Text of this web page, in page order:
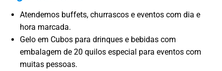
Atendemos buffets, churrascos e eventos com dia e
hora marcada.
Gelo em Cubos para drinques e bebidas com
embalagem de 20 quilos especial para eventos com
muitas pessoas.